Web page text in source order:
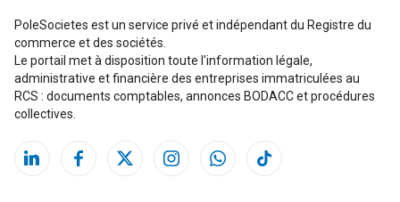
PoleSocietes est un service privé et indépendant du Registre du
commerce et des sociétés.
Le portail met à disposition toute l'information légale,
administrative et financière des entreprises immatriculées au
RCS : documents comptables, annonces BODACC et procédures
collectives.